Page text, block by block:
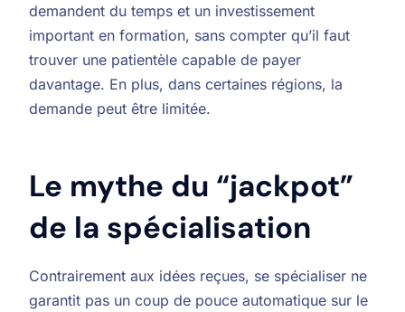
demandent du temps et un investissement
important en formation, sans compter qu’il faut
trouver une patientèle capable de payer
davantage. En plus, dans certaines régions, la
demande peut être limitée.
Le mythe du “jackpot”
de la spécialisation
Contrairement aux idées reçues, se spécialiser ne
garantit pas un coup de pouce automatique sur le